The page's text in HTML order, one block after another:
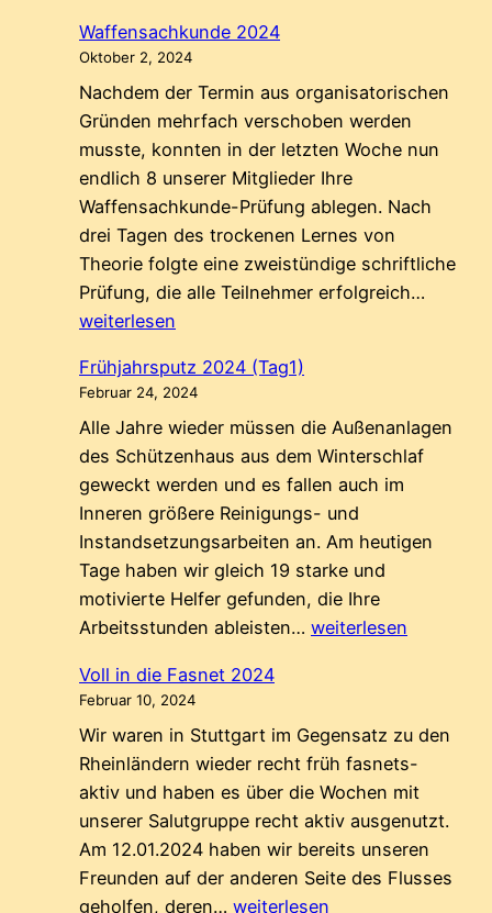
Waffensachkunde 2024
Oktober 2, 2024
Nachdem der Termin aus organisatorischen
Gründen mehrfach verschoben werden
musste, konnten in der letzten Woche nun
endlich 8 unserer Mitglieder Ihre
Waffensachkunde-Prüfung ablegen. Nach
drei Tagen des trockenen Lernes von
Theorie folgte eine zweistündige schriftliche
Prüfung, die alle Teilnehmer erfolgreich…
weiterlesen
Frühjahrsputz 2024 (Tag1)
Februar 24, 2024
Alle Jahre wieder müssen die Außenanlagen
des Schützenhaus aus dem Winterschlaf
geweckt werden und es fallen auch im
Inneren größere Reinigungs- und
Instandsetzungsarbeiten an. Am heutigen
Tage haben wir gleich 19 starke und
motivierte Helfer gefunden, die Ihre
Arbeitsstunden ableisten… Frühjahrsputz
weiterlesen
Voll in die Fasnet 2024
Februar 10, 2024
Wir waren in Stuttgart im Gegensatz zu den
Rheinländern wieder recht früh fasnets-
aktiv und haben es über die Wochen mit
unserer Salutgruppe recht aktiv ausgenutzt.
Am 12.01.2024 haben wir bereits unseren
Freunden auf der anderen Seite des Flusses
geholfen, deren… Voll
weiterlesen